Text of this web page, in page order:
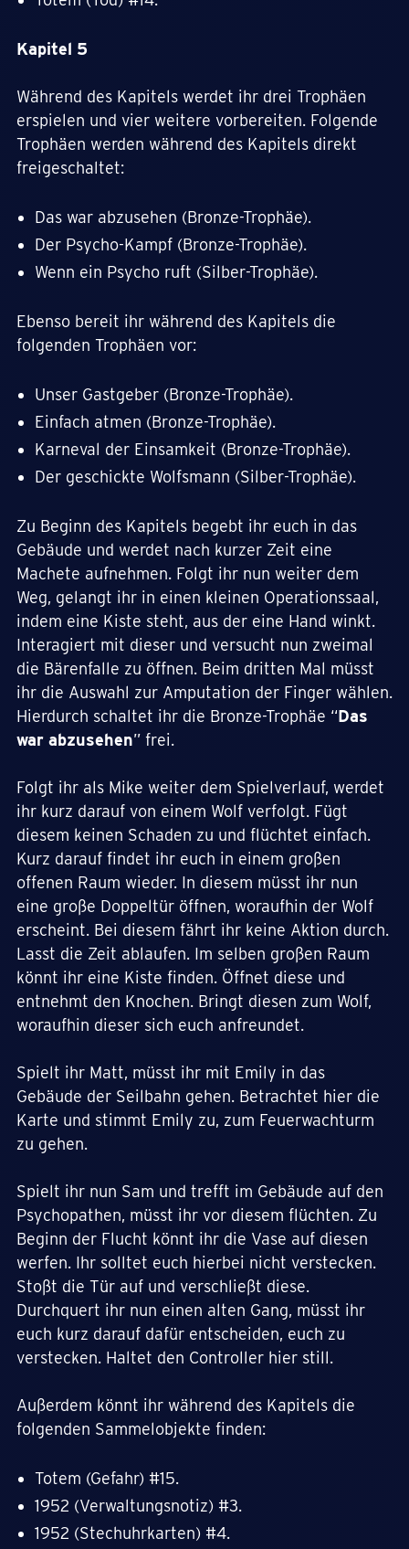
Kapitel 5
Während des Kapitels werdet ihr drei Trophäen
erspielen und vier weitere vorbereiten. Folgende
Trophäen werden während des Kapitels direkt
freigeschaltet:
Das war abzusehen (Bronze-Trophäe).
Der Psycho-Kampf (Bronze-Trophäe).
Wenn ein Psycho ruft (Silber-Trophäe).
Ebenso bereit ihr während des Kapitels die
folgenden Trophäen vor:
Unser Gastgeber (Bronze-Trophäe).
Einfach atmen (Bronze-Trophäe).
Karneval der Einsamkeit (Bronze-Trophäe).
Der geschickte Wolfsmann (Silber-Trophäe).
Zu Beginn des Kapitels begebt ihr euch in das
Gebäude und werdet nach kurzer Zeit eine
Machete aufnehmen. Folgt ihr nun weiter dem
Weg, gelangt ihr in einen kleinen Operationssaal,
indem eine Kiste steht, aus der eine Hand winkt.
Interagiert mit dieser und versucht nun zweimal
die Bärenfalle zu öffnen. Beim dritten Mal müsst
ihr die Auswahl zur Amputation der Finger wählen.
Hierdurch schaltet ihr die Bronze-Trophäe “Das
war abzusehen” frei.
Folgt ihr als Mike weiter dem Spielverlauf, werdet
ihr kurz darauf von einem Wolf verfolgt. Fügt
diesem keinen Schaden zu und flüchtet einfach.
Kurz darauf findet ihr euch in einem großen
offenen Raum wieder. In diesem müsst ihr nun
eine große Doppeltür öffnen, woraufhin der Wolf
erscheint. Bei diesem fährt ihr keine Aktion durch.
Lasst die Zeit ablaufen. Im selben großen Raum
könnt ihr eine Kiste finden. Öffnet diese und
entnehmt den Knochen. Bringt diesen zum Wolf,
woraufhin dieser sich euch anfreundet.
Spielt ihr Matt, müsst ihr mit Emily in das
Gebäude der Seilbahn gehen. Betrachtet hier die
Karte und stimmt Emily zu, zum Feuerwachturm
zu gehen.
Spielt ihr nun Sam und trefft im Gebäude auf den
Psychopathen, müsst ihr vor diesem flüchten. Zu
Beginn der Flucht könnt ihr die Vase auf diesen
werfen. Ihr solltet euch hierbei nicht verstecken.
Stoßt die Tür auf und verschließt diese.
Durchquert ihr nun einen alten Gang, müsst ihr
euch kurz darauf dafür entscheiden, euch zu
verstecken. Haltet den Controller hier still.
Außerdem könnt ihr während des Kapitels die
folgenden Sammelobjekte finden:
Totem (Gefahr) #15.
1952 (Verwaltungsnotiz) #3.
1952 (Stechuhrkarten) #4.